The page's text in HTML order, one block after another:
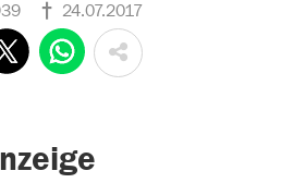
24.07.2017